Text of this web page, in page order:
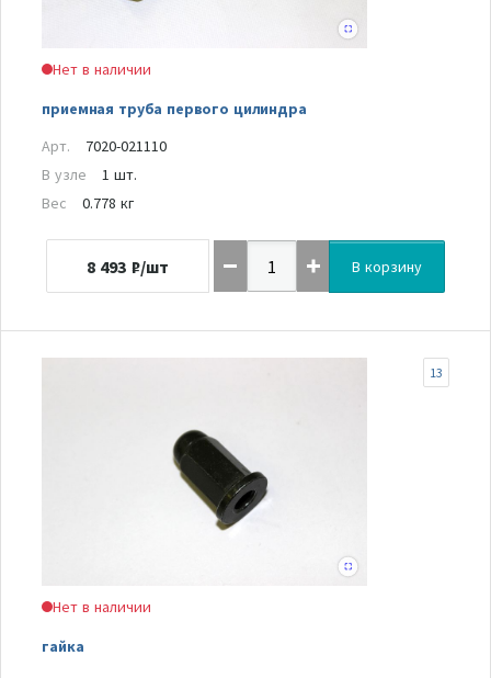
Нет в наличии
приемная труба первого цилиндра
Арт.
7020-021110
В узле
1 шт.
Вес
0.778 кг
8 493 ₽/шт В корзину
Нет в наличии
гайка
13